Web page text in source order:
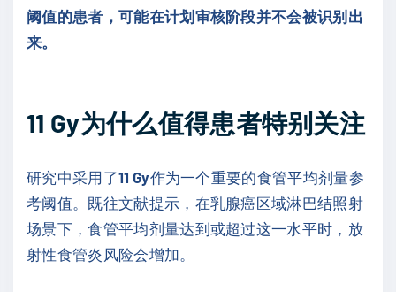
阈值的患者，可能在计划审核阶段并不会被识别出
来。
11 Gy为什么值得患者特别关注
研究中采用了11 Gy作为一个重要的食管平均剂量参
考阈值。既往文献提示，在乳腺癌区域淋巴结照射
场景下，食管平均剂量达到或超过这一水平时，放
射性食管炎风险会增加。